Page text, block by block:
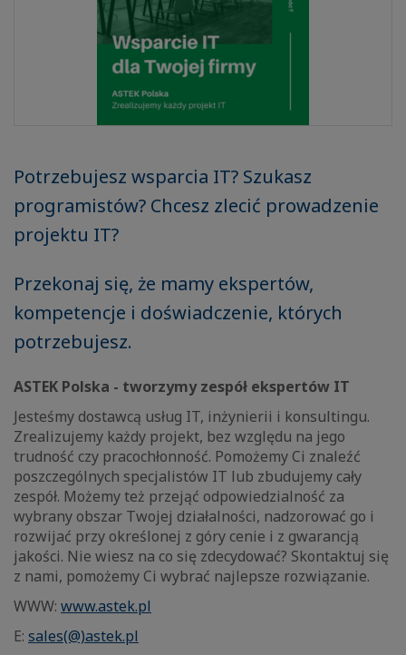
Potrzebujesz wsparcia IT? Szukasz
programistów? Chcesz zlecić prowadzenie
projektu IT?
Przekonaj się, że mamy ekspertów,
kompetencje i doświadczenie, których
potrzebujesz.
ASTEK Polska - tworzymy zespół ekspertów IT
Jesteśmy dostawcą usług IT, inżynierii i konsultingu.
Zrealizujemy każdy projekt, bez względu na jego
trudność czy pracochłonność. Pomożemy Ci znaleźć
poszczególnych specjalistów IT lub zbudujemy cały
zespół. Możemy też przejąć odpowiedzialność za
wybrany obszar Twojej działalności, nadzorować go i
rozwijać przy określonej z góry cenie i z gwarancją
jakości. Nie wiesz na co się zdecydować? Skontaktuj się
z nami, pomożemy Ci wybrać najlepsze rozwiązanie.
WWW: www.astek.pl
E: sales(@)astek.pl